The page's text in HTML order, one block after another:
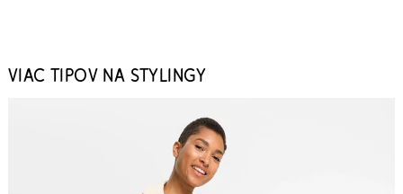
VIAC TIPOV NA STYLINGY